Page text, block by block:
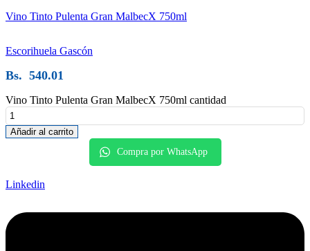
Vino Tinto Pulenta Gran MalbecX 750ml
Escorihuela Gascón
Bs. 540.01
Vino Tinto Pulenta Gran MalbecX 750ml cantidad
Añadir al carrito
Compra por WhatsApp
Linkedin